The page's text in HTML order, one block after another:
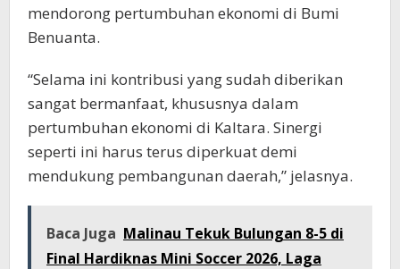
mendorong pertumbuhan ekonomi di Bumi
Benuanta.
“Selama ini kontribusi yang sudah diberikan
sangat bermanfaat, khususnya dalam
pertumbuhan ekonomi di Kaltara. Sinergi
seperti ini harus terus diperkuat demi
mendukung pembangunan daerah,” jelasnya.
Baca Juga Malinau Tekuk Bulungan 8-5 di
Final Hardiknas Mini Soccer 2026, Laga